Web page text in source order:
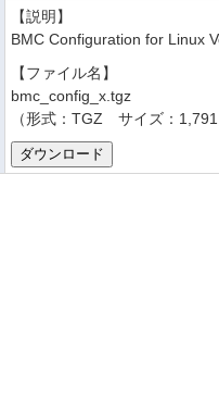
【説明】
BMC Configuration for Linux
【ファイル名】
bmc_config_x.tgz
（形式：TGZ サイズ：